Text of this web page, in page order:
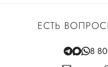
ЕСТЬ
8